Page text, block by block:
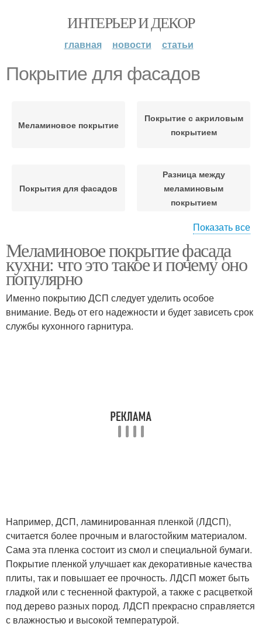
ИНТЕРЬЕР И ДЕКОР
главная новости статьи
Покрытие для фасадов
Меламиновое покрытие
Покрытие с акриловым
покрытием
Покрытия для фасадов
Разница между
меламиновым
покрытием
фасадов
Покрытие на фасадах
Показать все
Меламиновое покрытие фасада
кухни: что это такое и почему оно
популярно
Именно покрытию ДСП следует уделить особое
внимание. Ведь от его надежности и будет зависеть срок
службы кухонного гарнитура.
Например, ДСП, ламинированная пленкой (ЛДСП),
считается более прочным и влагостойким материалом.
Сама эта пленка состоит из смол и специальной бумаги.
Покрытие пленкой улучшает как декоративные качества
плиты, так и повышает ее прочность. ЛДСП может быть
гладкой или с тесненной фактурой, а также с расцветкой
под дерево разных пород. ЛДСП прекрасно справляется
с влажностью и высокой температурой.